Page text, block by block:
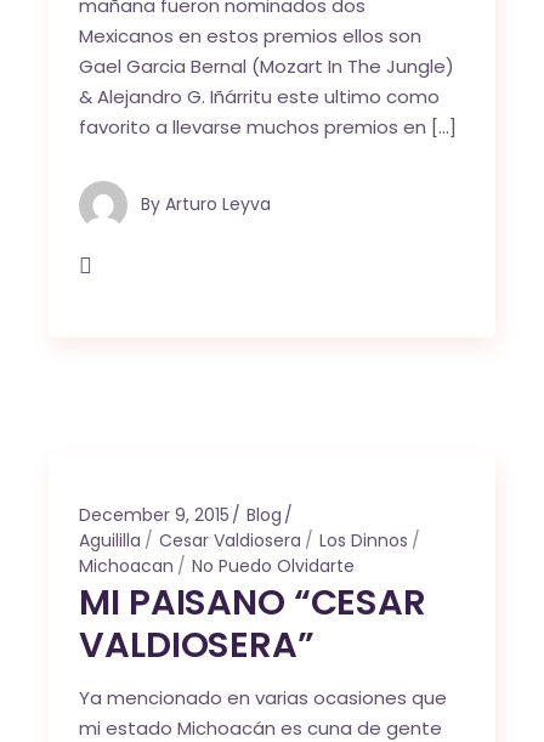
mañana fueron nominados dos
Mexicanos en estos premios ellos son
Gael Garcia Bernal (Mozart In The Jungle)
& Alejandro G. Iñárritu este ultimo como
favorito a llevarse muchos premios en […]
By Arturo Leyva
December 9, 2015
Blog
Aguililla
Cesar Valdiosera
Los Dinnos
Michoacan
No Puedo Olvidarte
MI PAISANO “CESAR
VALDIOSERA”
Ya mencionado en varias ocasiones que
mi estado Michoacán es cuna de gente